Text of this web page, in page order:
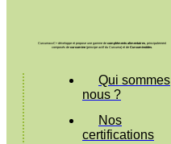
CurcumaxxC+ développe et propose une gamme de compléments alimentaires, principalement
composés de curcumine(principe actif du Curcuma) et de Curcuminoïdes.
Qui sommes
nous ?
Nos
certifications